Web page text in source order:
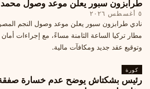
طرابزون سبور يعلن موعد وصول محمد
٥ أغسطس ٢٠٢٦
نادي طرابزون سبور يعلن موعد وصول النجم
مطار تركيا الساعة الثامنة مساءً، مع إجراءات
وتوقيع عقد جديد ومكافآت مالية.
كورة
رئيس بشكتاش يوضح عدم خسارة صفقة